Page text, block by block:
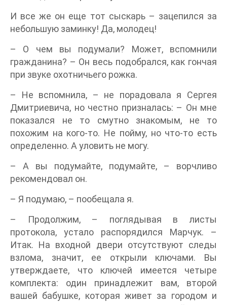
И все же он еще тот сыскарь – зацепился за
небольшую заминку! Да, молодец!
– О чем вы подумали? Может, вспомнили
гражданина? – Он весь подобрался, как гончая
при звуке охотничьего рожка.
– Не вспомнила, – не порадовала я Сергея
Дмитриевича, но честно призналась: – Он мне
показался не то смутно знакомым, не то
похожим на кого-то. Не пойму, но что-то есть
определенно. А уловить не могу.
– А вы подумайте, подумайте, – ворчливо
рекомендовал он.
– Я подумаю, – пообещала я.
– Продолжим, – поглядывая в листы
протокола, устало распорядился Марчук. –
Итак. На входной двери отсутствуют следы
взлома, значит, ее открыли ключами. Вы
утверждаете, что ключей имеется четыре
комплекта: один принадлежит вам, второй
вашей бабушке, которая живет за городом и